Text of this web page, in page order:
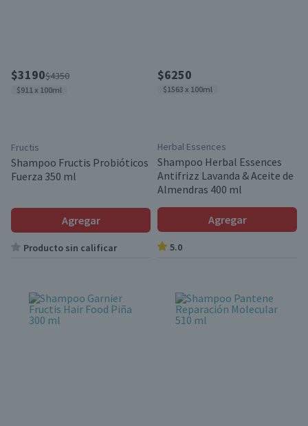
$3190$4350
$911 x 100ml
Fructis
Shampoo Fructis Probióticos
Fuerza 350 ml
Agregar
Producto sin calificar
$6250
$1563 x 100ml
Herbal Essences
Shampoo Herbal Essences
Antifrizz Lavanda & Aceite de
Almendras 400 ml
Agregar
5.0